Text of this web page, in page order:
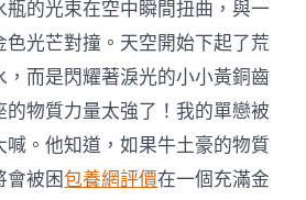
的光束在空中瞬間扭曲，與一
光芒對撞。天空開始下起了荒
而是閃耀著淚光的小小黃銅齒
物質力量太強了！我的單戀被
。他知道，如果牛土豪的物質
會被困包養網評價在一個充滿金